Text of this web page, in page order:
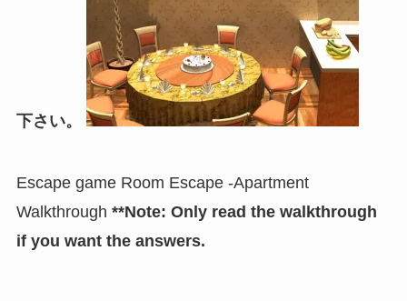
下さい。
Escape game Room Escape -Apartment
Walkthrough **Note: Only read the walkthrough
if you want the answers.